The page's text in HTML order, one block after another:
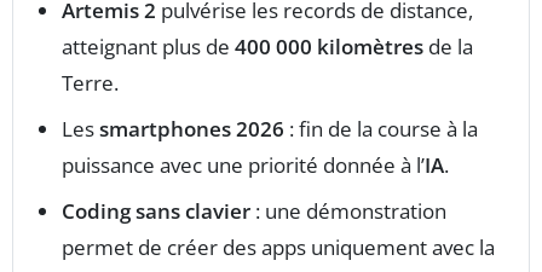
Artemis 2 pulvérise les records de distance,
atteignant plus de 400 000 kilomètres de la
Terre.
Lessmartphones 2026 : fin de la course à la
puissance avec une priorité donnée à l’IA.
Coding sans clavier : une démonstration
permet de créer des apps uniquement avec la